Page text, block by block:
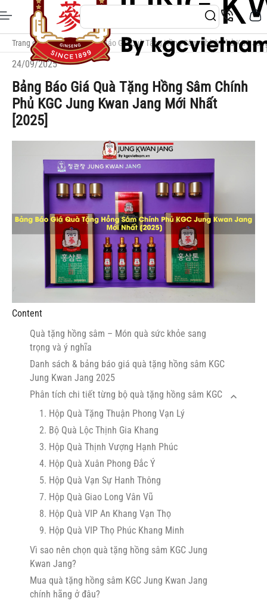
Trang chủ / Blogs / Bảng Báo Giá Quà Tặng Hồng Sâm Chính Phủ KGC
24/09/2025
Bảng Báo Giá Quà Tặng Hồng Sâm Chính
Phủ KGC Jung Kwan Jang Mới Nhất
[2025]
Content
Quà tặng hồng sâm – Món quà sức khỏe sang
trọng và ý nghĩa
Danh sách & bảng báo giá quà tặng hồng sâm KGC
Jung Kwan Jang 2025
Phân tích chi tiết từng bộ quà tặng hồng sâm KGC
1. Hộp Quà Tặng Thuận Phong Vạn Lý
2. Bộ Quà Lộc Thịnh Gia Khang
3. Hộp Quà Thịnh Vượng Hạnh Phúc
4. Hộp Quà Xuân Phong Đắc Ý
5. Hộp Quà Vạn Sự Hanh Thông
7. Hộp Quà Giao Long Vân Vũ
8. Hộp Quà VIP An Khang Vạn Thọ
9. Hộp Quà VIP Thọ Phúc Khang Minh
Vì sao nên chọn quà tặng hồng sâm KGC Jung
Kwan Jang?
Mua quà tặng hồng sâm KGC Jung Kwan Jang
chính hãng ở đâu?